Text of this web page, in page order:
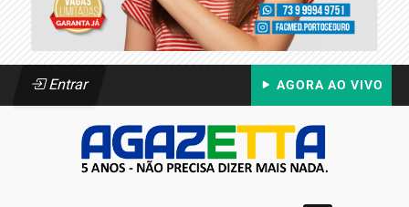
Entrar AGORA AO VIVO